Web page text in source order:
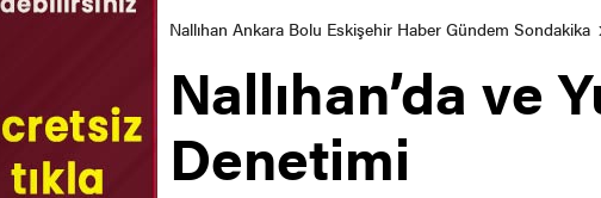
Nallıhan Ankara Bolu Eskişehir Haber Gündem Sondakika
Nallıhan’da ve
Denetimi